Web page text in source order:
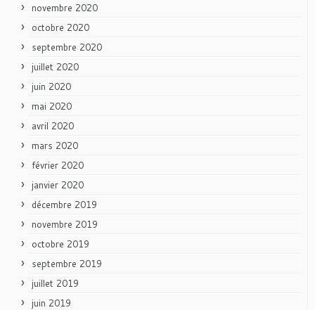
novembre 2020
octobre 2020
septembre 2020
juillet 2020
juin 2020
mai 2020
avril 2020
mars 2020
février 2020
janvier 2020
décembre 2019
novembre 2019
octobre 2019
septembre 2019
juillet 2019
juin 2019